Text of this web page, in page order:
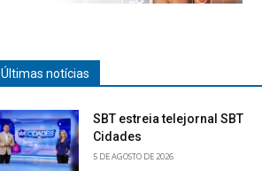
Últimas notícias
SBT estreia telejornal SBT
Cidades
5 DE AGOSTO DE 2026